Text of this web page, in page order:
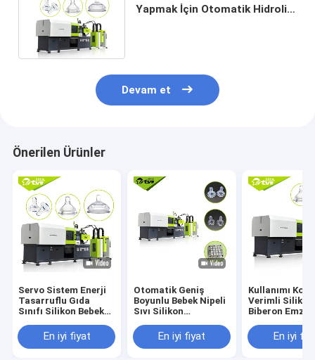
Yapmak İçin Otomatik Hidrolik
Devam et
Önerilen Ürünler
Servo Sistem Enerji
Tasarruflu Gıda
Sınıfı Silikon Bebek
Emzik LSR
Enjeksiyon Makinesi
En iyi fiyat
Otomatik Geniş
Boyunlu Bebek Nipeli
Sıvı Silikon
En iyi fiyat
Kullanımı
Verimli Silikon
Biberon Emzik
MakinesiEn iyi